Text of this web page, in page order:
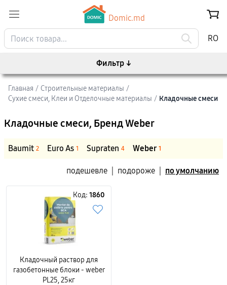
Domic.md
RO
Главная / Строительные материалы /
Сухие смеси, Клеи и Отделочные материалы / Кладочные смеси
Кладочные смеси, Бренд Weber
Baumit 2 Euro As 1 Supraten 4 Weber 1
подешевле подороже по умолчанию
Код: 1860
Кладочный раствор для
газобетонные блоки - weber
PL25, 25кг
Фильтр ↓